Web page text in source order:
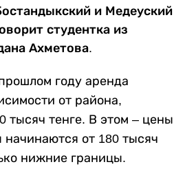
и Медеуский
студентка из
Ахметова.
году аренда
от района,
тысяч тенге. В этом – цены
начинаются от 180 тысяч
нижние границы.